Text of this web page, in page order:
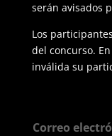
serán avisados
Los
del concurso.
inválida su
Correo